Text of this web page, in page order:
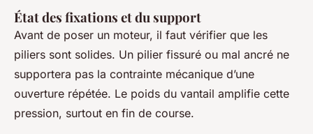
État des fixations et du support
Avant de poser un moteur, il faut vérifier que les
piliers sont solides. Un pilier fissuré ou mal ancré ne
supportera pas la contrainte mécanique d’une
ouverture répétée. Le poids du vantail amplifie cette
pression, surtout en fin de course.